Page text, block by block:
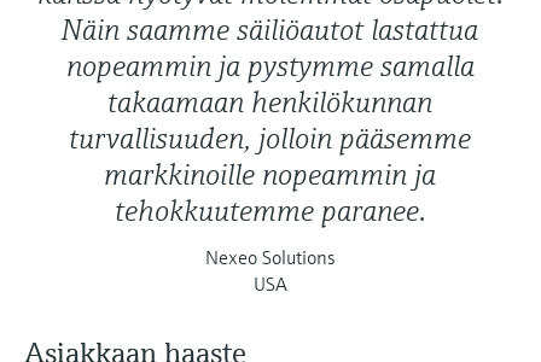
Näin saamme säiliöautot lastattua
nopeammin ja pystymme samalla
takaamaan henkilökunnan
turvallisuuden, jolloin pääsemme
markkinoille nopeammin ja
tehokkuutemme paranee.
Nexeo Solutions
USA
Asiakkaan haaste